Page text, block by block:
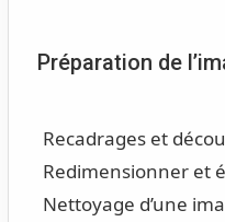
Préparation de
Recadrages et
Redimensionner et
Nettoyage d’une